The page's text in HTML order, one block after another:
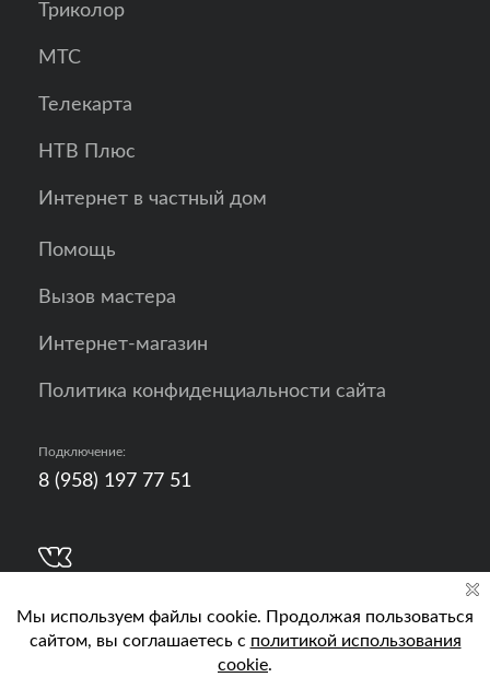
Триколор
МТС
Телекарта
НТВ Плюс
Интернет в частный дом
Помощь
Вызов мастера
Интернет-магазин
Политика конфиденциальности сайта
Подключение:
8 (958) 197 77 51
Кислород